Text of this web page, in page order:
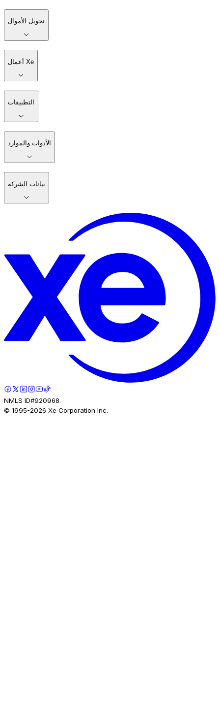
تحويل الأموال
أعمال Xe
التطبيقات
الأدوات والموارد
بيانات الشركة
NMLS ID#920968.
© 1995-2026 Xe Corporation Inc.